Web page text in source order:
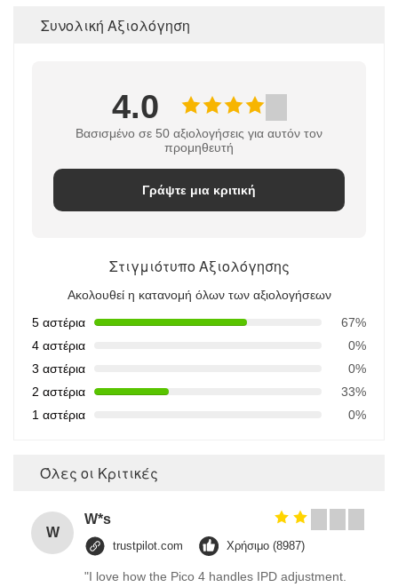
Συνολική Αξιολόγηση
4.0
Βασισμένο σε 50 αξιολογήσεις για αυτόν τον
προμηθευτή
Γράψτε μια κριτική
Στιγμιότυπο Αξιολόγησης
Ακολουθεί η κατανομή όλων των αξιολογήσεων
5 αστέρια
67%
4 αστέρια
0%
3 αστέρια
0%
2 αστέρια
33%
1 αστέρια
0%
Όλες οι Κριτικές
W
W*s
trustpilot.com Χρήσιμο (8987)
"I love how the Pico 4 handles IPD adjustment.